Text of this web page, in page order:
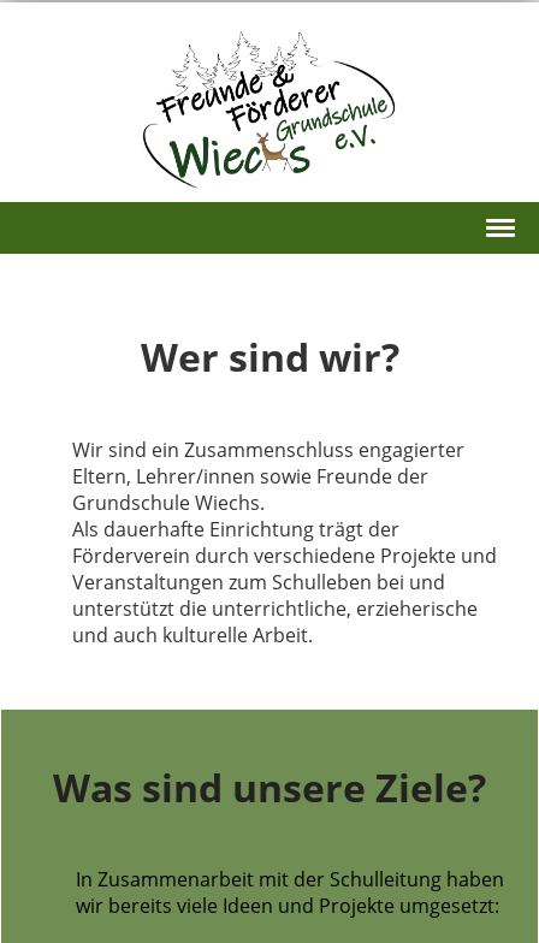
Wer sind wir?
Wir sind ein Zusammenschluss engagierter
Eltern, Lehrer/innen sowie Freunde der
Grundschule Wiechs.
Als dauerhafte Einrichtung trägt der
Förderverein durch verschiedene Projekte und
Veranstaltungen zum Schulleben bei und
unterstützt die unterrichtliche, erzieherische
und auch kulturelle Arbeit.
Was sind unsere Ziele?
In Zusammenarbeit mit der Schulleitung haben
wir bereits viele Ideen und Projekte umgesetzt: